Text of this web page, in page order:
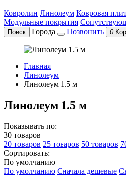
Ковролин Линолеум Ковровая
Модульные покрытия
Поиск Города Позвонить 0
Главная
Линолеум
Линолеум 1.5 м
Линолеум 1.5 м
Показывать по:
30 товаров
20 товаров 25 товаров 50 товаров
Сортировать:
По умолчанию
По умолчанию Сначала дешевые